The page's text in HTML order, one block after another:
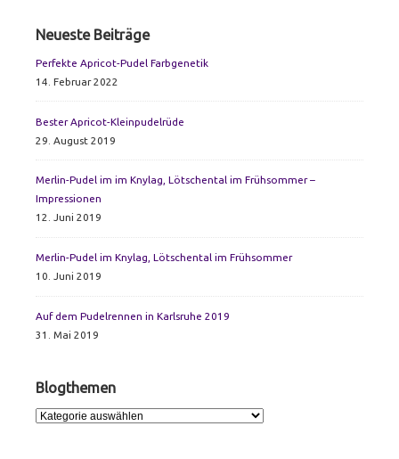
Primary
Sidebar
Neueste Beiträge
Perfekte Apricot-Pudel Farbgenetik
14. Februar 2022
Bester Apricot-Kleinpudelrüde
29. August 2019
Merlin-Pudel im im Knylag, Lötschental im Frühsommer –
Impressionen
12. Juni 2019
Merlin-Pudel im Knylag, Lötschental im Frühsommer
10. Juni 2019
Auf dem Pudelrennen in Karlsruhe 2019
31. Mai 2019
Blogthemen
Blogthemen